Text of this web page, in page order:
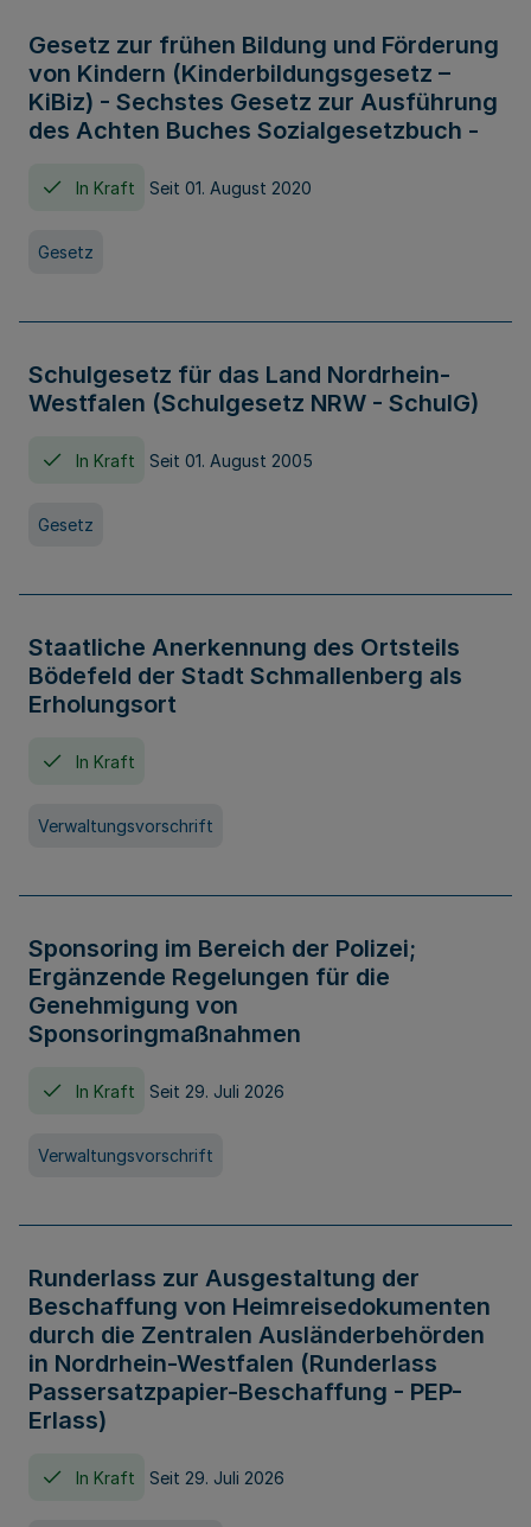
Gesetz zur frühen Bildung und Förderung
von Kindern (Kinderbildungsgesetz –
KiBiz) - Sechstes Gesetz zur Ausführung
des Achten Buches Sozialgesetzbuch -
In Kraft Seit 01. August 2020
Gesetz
Schulgesetz für das Land Nordrhein-
Westfalen (Schulgesetz NRW - SchulG)
In Kraft Seit 01. August 2005
Gesetz
Staatliche Anerkennung des Ortsteils
Bödefeld der Stadt Schmallenberg als
Erholungsort
In Kraft
Verwaltungsvorschrift
Sponsoring im Bereich der Polizei;
Ergänzende Regelungen für die
Genehmigung von
Sponsoringmaßnahmen
In Kraft Seit 29. Juli 2026
Verwaltungsvorschrift
Runderlass zur Ausgestaltung der
Beschaffung von Heimreisedokumenten
durch die Zentralen Ausländerbehörden
in Nordrhein-Westfalen (Runderlass
Passersatzpapier-Beschaffung - PEP-
Erlass)
In Kraft Seit 29. Juli 2026